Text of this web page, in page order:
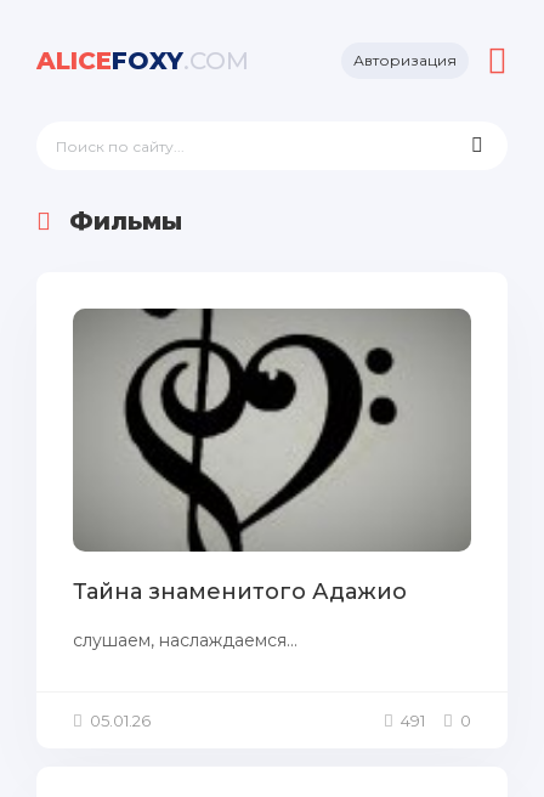
ALICEFOXY.COM Авторизация
Фильмы
Тайна знаменитого Адажио
слушаем, наслаждаемся...
05.01.26 491 0